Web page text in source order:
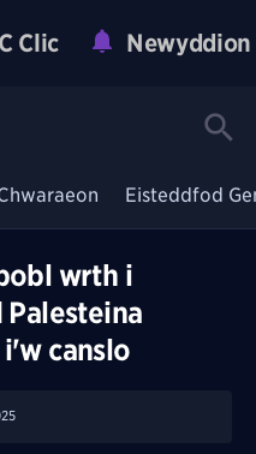
Clic Newyddion
Eisteddfod
wrth i
canslo